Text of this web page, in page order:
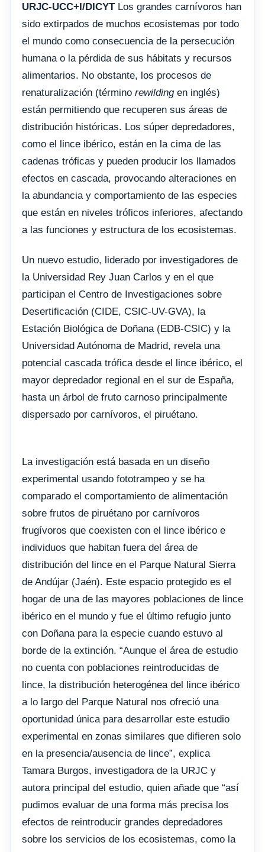
URJC-UCC+I/DICYTLos grandes carnívoros han
sido extirpados de muchos ecosistemas por todo
el mundo como consecuencia de la persecución
humana o la pérdida de sus hábitats y recursos
alimentarios. No obstante, los procesos de
renaturalización (término rewilding en inglés)
están permitiendo que recuperen sus áreas de
distribución históricas. Los súper depredadores,
como el lince ibérico, están en la cima de las
cadenas tróficas y pueden producir los llamados
efectos en cascada, provocando alteraciones en
la abundancia y comportamiento de las especies
que están en niveles tróficos inferiores, afectando
a las funciones y estructura de los ecosistemas.
Un nuevo estudio, liderado por investigadores de
la Universidad Rey Juan Carlos y en el que
participan el Centro de Investigaciones sobre
Desertificación (CIDE, CSIC-UV-GVA), la
Estación Biológica de Doñana (EDB-CSIC) y la
Universidad Autónoma de Madrid, revela una
potencial cascada trófica desde el lince ibérico, el
mayor depredador regional en el sur de España,
hasta un árbol de fruto carnoso principalmente
dispersado por carnívoros, el piruétano.
La investigación está basada en un diseño
experimental usando fototrampeo y se ha
comparado el comportamiento de alimentación
sobre frutos de piruétano por carnívoros
frugívoros que coexisten con el lince ibérico e
individuos que habitan fuera del área de
distribución del lince en el Parque Natural Sierra
de Andújar (Jaén). Este espacio protegido es el
hogar de una de las mayores poblaciones de lince
ibérico en el mundo y fue el último refugio junto
con Doñana para la especie cuando estuvo al
borde de la extinción. “Aunque el área de estudio
no cuenta con poblaciones reintroducidas de
lince, la distribución heterogénea del lince ibérico
a lo largo del Parque Natural nos ofreció una
oportunidad única para desarrollar este estudio
experimental en zonas similares que difieren solo
en la presencia/ausencia de lince”, explica
Tamara Burgos, investigadora de la URJC y
autora principal del estudio, quien añade que “así
pudimos evaluar de una forma más precisa los
efectos de reintroducir grandes depredadores
sobre los servicios de los ecosistemas, como la